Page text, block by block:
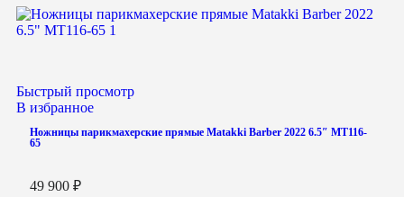
Быстрый просмотр
В избранное
Ножницы парикмахерские прямые Matakki Barber 2022 6.5″ MT116-
65
49 900 ₽